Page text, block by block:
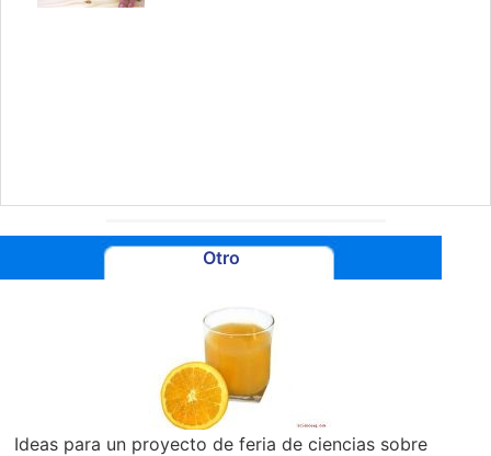
Otro
Ideas para un proyecto de feria de ciencias sobre